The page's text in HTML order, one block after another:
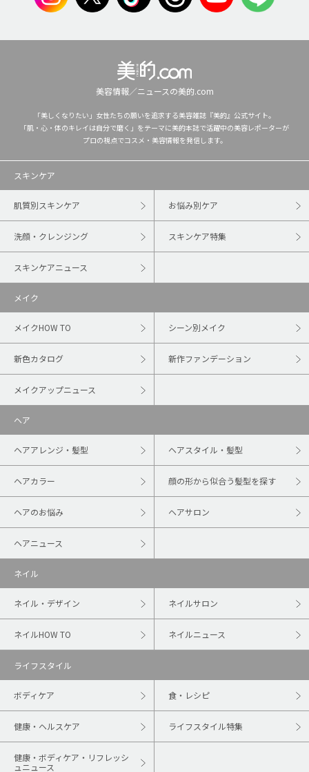
美容情報／ニュースの美的.com
「美しくなりたい」女性たちの願いを追求する美容雑誌『美的』公式サイト。
「肌・心・体のキレイは自分で磨く」をテーマに美的本誌で活躍中の美容レポーターが
プロの視点でコスメ・美容情報を発信します。
スキンケア
肌質別スキンケア お悩み別ケア
洗顔・クレンジング スキンケア特集
スキンケアニュース
メイク
メイクHOW TO シーン別メイク
新色カタログ 新作ファンデーション
メイクアップニュース
ヘア
ヘアアレンジ・髪型 ヘアスタイル・髪型
ヘアカラー 顔の形から似合う髪型を探す
ヘアのお悩み ヘアサロン
ヘアニュース
ネイル
ネイル・デザイン ネイルサロン
ネイルHOW TO ネイルニュース
ライフスタイル
ボディケア 食・レシピ
健康・ヘルスケア ライフスタイル特集
健康・ボディケア・リフレッシ
ュニュース